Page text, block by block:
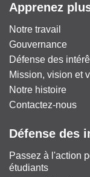
Apprenez
Notre travail
Gouvernance
Défense des
Mission, vision et
Notre histoire
Contactez-nous
Défense des
Passez à l'action
étudiants